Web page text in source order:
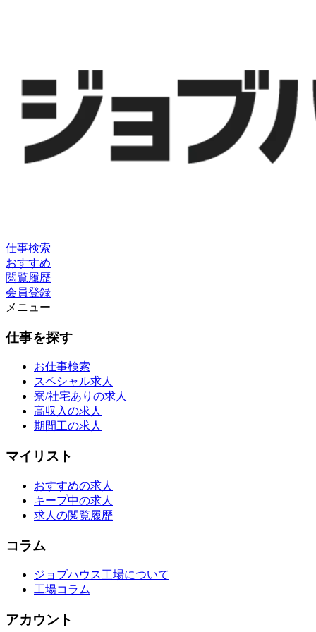
仕事検索
おすすめ
閲覧履歴
会員登録
メニュー
仕事を探す
お仕事検索
スペシャル求人
寮/社宅ありの求人
高収入の求人
期間工の求人
マイリスト
おすすめの求人
キープ中の求人
求人の閲覧履歴
コラム
ジョブハウス工場について
工場コラム
アカウント